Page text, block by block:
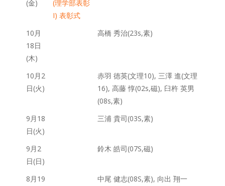
(金)
(理学部表彰
I) 表彰式
10月
18日
(木)
高橋 秀治(23s,素)
10月2
日(火)
赤羽 徳英(文理10), 三澤 進(文理
16), 高藤 惇(02s,磁), 臼杵 英男
(08s,素)
9月18
日(火)
三浦 貴司(03S,素)
9月2
日(日)
鈴木 皓司(07S,磁)
8月19
中尾 健志(08S,素), 向出 翔一